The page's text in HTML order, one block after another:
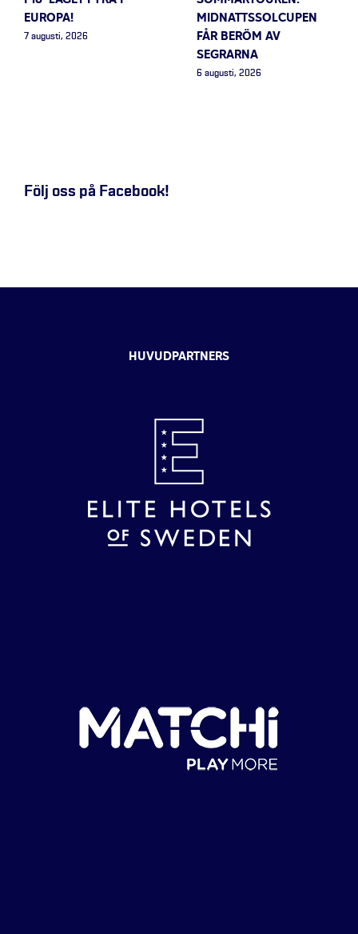
EUROPA!
7 augusti, 2026
MIDNATTSSOLCUPEN
FÅR BERÖM AV
SEGRARNA
6 augusti, 2026
Följ oss på Facebook!
HUVUDPARTNERS